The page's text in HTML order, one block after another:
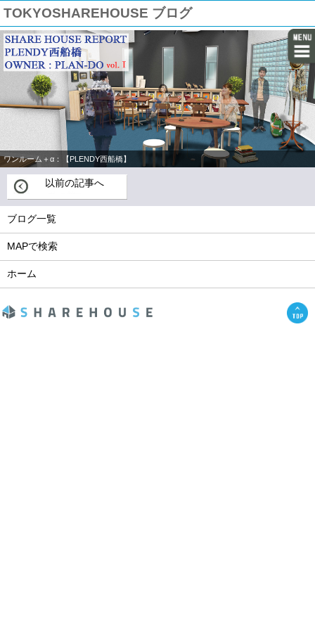
TOKYOSHAREHOUSE ブログ
ワンルーム＋α：【PLENDY西船橋】
以前の記事へ
ブログ一覧
MAPで検索
ホーム